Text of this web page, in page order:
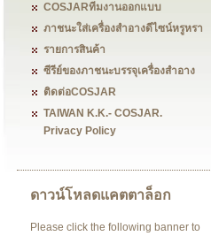
COSJARทีมงานออกแบบ
ภาชนะใส่เครื่องสำอางดีไซน์หรูหรา
รายการสินค้า
ซีรีย์ของภาชนะบรรจุเครื่องสำอาง
ติดต่อCOSJAR
TAIWAN K.K.- COSJAR.
Privacy Policy
ดาวน์โหลดแคตตาล็อก
Please click the following banner to